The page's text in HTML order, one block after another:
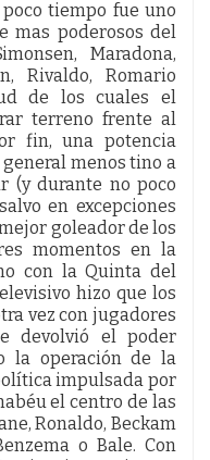
tiempo fue uno
mas poderosos del
Maradona,
Rivaldo, Romario
de los cuales el
terreno frente al
fin, una potencia
menos tino a
(y durante no poco
en excepciones
goleador de los
momentos en la
con la Quinta del
hizo que los
vez con jugadores
devolvió el poder
la operación de la
impulsada por
el centro de las
Ronaldo, Beckam
o Bale. Con